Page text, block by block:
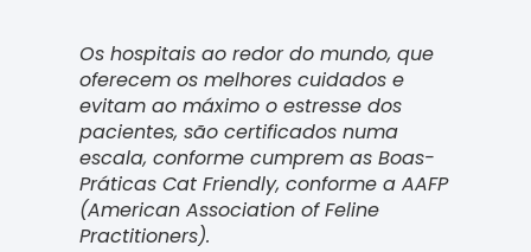
Os hospitais ao redor do mundo, que
oferecem os melhores cuidados e
evitam ao máximo o estresse dos
pacientes, são certificados numa
escala, conforme cumprem as Boas-
Práticas Cat Friendly, conforme a AAFP
(American Association of Feline
Practitioners).